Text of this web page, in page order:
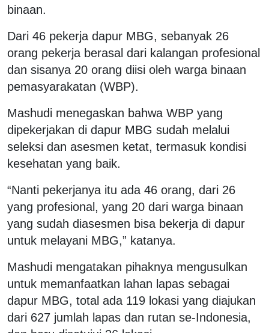
binaan.
Dari 46 pekerja dapur MBG, sebanyak 26
orang pekerja berasal dari kalangan profesional
dan sisanya 20 orang diisi oleh warga binaan
pemasyarakatan (WBP).
Mashudi menegaskan bahwa WBP yang
dipekerjakan di dapur MBG sudah melalui
seleksi dan asesmen ketat, termasuk kondisi
kesehatan yang baik.
“Nanti pekerjanya itu ada 46 orang, dari 26
yang profesional, yang 20 dari warga binaan
yang sudah diasesmen bisa bekerja di dapur
untuk melayani MBG,” katanya.
Mashudi mengatakan pihaknya mengusulkan
untuk memanfaatkan lahan lapas sebagai
dapur MBG, total ada 119 lokasi yang diajukan
dari 627 jumlah lapas dan rutan se-Indonesia,